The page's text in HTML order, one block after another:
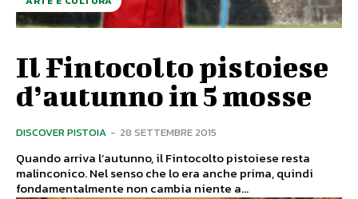
Il Fintocolto pistoiese
d’autunno in 5 mosse
DISCOVER PISTOIA - 28 SETTEMBRE 2015
Quando arriva l’autunno, il Fintocolto pistoiese resta
malinconico. Nel senso che lo era anche prima, quindi
fondamentalmente non cambia niente a...